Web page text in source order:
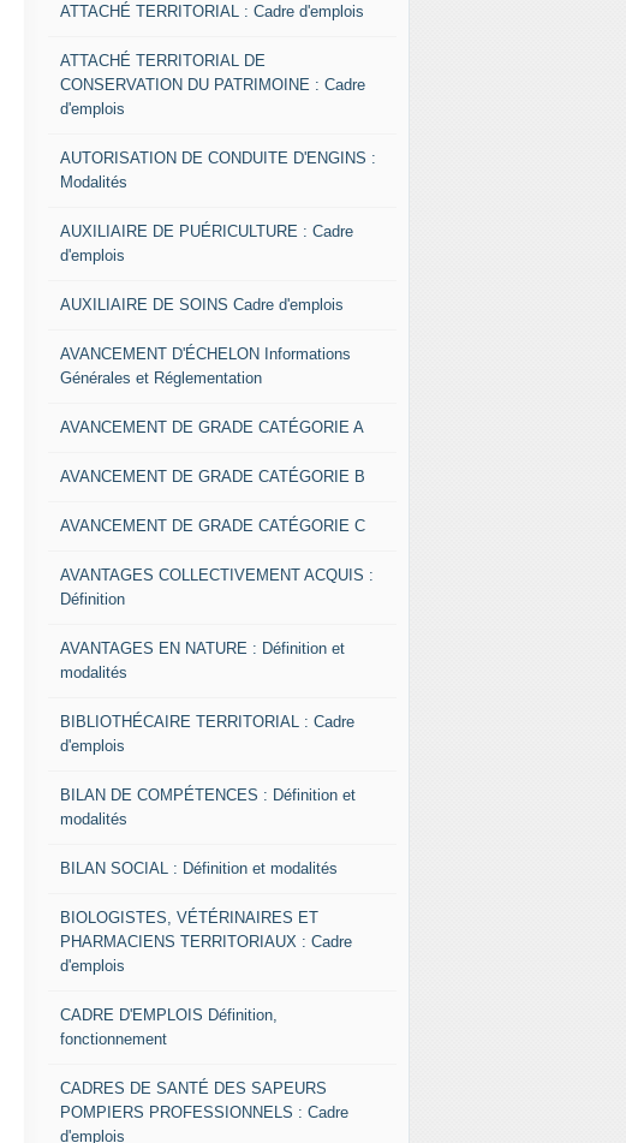
ATTACHÉ TERRITORIAL : Cadre d'emplois
ATTACHÉ TERRITORIAL DE
CONSERVATION DU PATRIMOINE : Cadre
d'emplois
AUTORISATION DE CONDUITE D'ENGINS :
Modalités
AUXILIAIRE DE PUÉRICULTURE : Cadre
d'emplois
AUXILIAIRE DE SOINS Cadre d'emplois
AVANCEMENT D'ÉCHELON Informations
Générales et Réglementation
AVANCEMENT DE GRADE CATÉGORIE A
AVANCEMENT DE GRADE CATÉGORIE B
AVANCEMENT DE GRADE CATÉGORIE C
AVANTAGES COLLECTIVEMENT ACQUIS :
Définition
AVANTAGES EN NATURE : Définition et
modalités
BIBLIOTHÉCAIRE TERRITORIAL : Cadre
d'emplois
BILAN DE COMPÉTENCES : Définition et
modalités
BILAN SOCIAL : Définition et modalités
BIOLOGISTES, VÉTÉRINAIRES ET
PHARMACIENS TERRITORIAUX : Cadre
d'emplois
CADRE D'EMPLOIS Définition,
fonctionnement
CADRES DE SANTÉ DES SAPEURS
POMPIERS PROFESSIONNELS : Cadre
d'emplois